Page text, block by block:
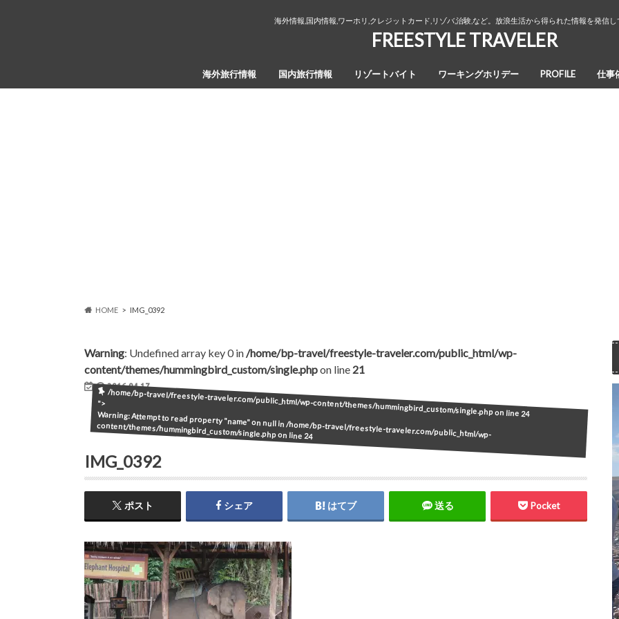
海外情報,国内情報,ワーホリ,クレジットカード,リゾバ,治験,など。放浪生活から得られた情報を発信
FREESTYLE TRAVELER
海外旅行情報 国内旅行情報 リゾートバイト ワーキングホリデー PROFILE 仕事
HOME IMG_0392
Warning: Undefined array key 0 in/home/bp-travel/freestyle-traveler.com/public_html/wp-
content/themes/hummingbird_custom/single.phpon line 21
2016.04.17
/home/bp-travel/freestyle-traveler.com/public_html/wp-content/themes/hummingbird_custom/single.php on line24
">
Warning: Attempt to read property "name" on null in/home/bp-travel/freestyle-traveler.com/public_html/wp-
content/themes/hummingbird_custom/single.phpon line 24
IMG_0392
ポスト シェア はてブ 送る Pocket